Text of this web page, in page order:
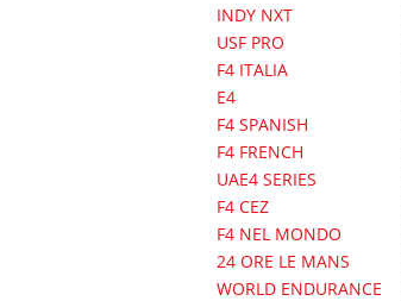
INDY NXT
USF PRO
F4 ITALIA
E4
F4 SPANISH
F4 FRENCH
UAE4 SERIES
F4 CEZ
F4 NEL MONDO
24 ORE LE MANS
WORLD ENDURANCE